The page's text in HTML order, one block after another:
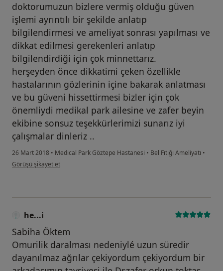
doktorumuzun bizlere vermiş olduğu güven
işlemi ayrıntılı bir şekilde anlatıp
bilgilendirmesi ve ameliyat sonrası yapılması ve
dikkat edilmesi gerekenleri anlatıp
bilgilendirdiği için çok minnettarız.
herşeyden önce dikkatimi çeken özellikle
hastalarının gözlerinin içine bakarak anlatması
ve bu güveni hissettirmesi bizler için çok
önemliydi medikal park ailesine ve zafer beyin
ekibine sonsuz teşekkürlerimizi sunarız iyi
çalışmalar dinleriz ..
26 Mart 2018 • Medical Park Göztepe Hastanesi • Bel Fıtığı Ameliyatı •
kullanıcının görüşüne göre he...i
Görüşü şikayet et
he...i
Sabiha Öktem
Omurilik daralması nedeniylé uzun süredir
dayanılmaz ağrılar çekiyordum çekiyordum bir